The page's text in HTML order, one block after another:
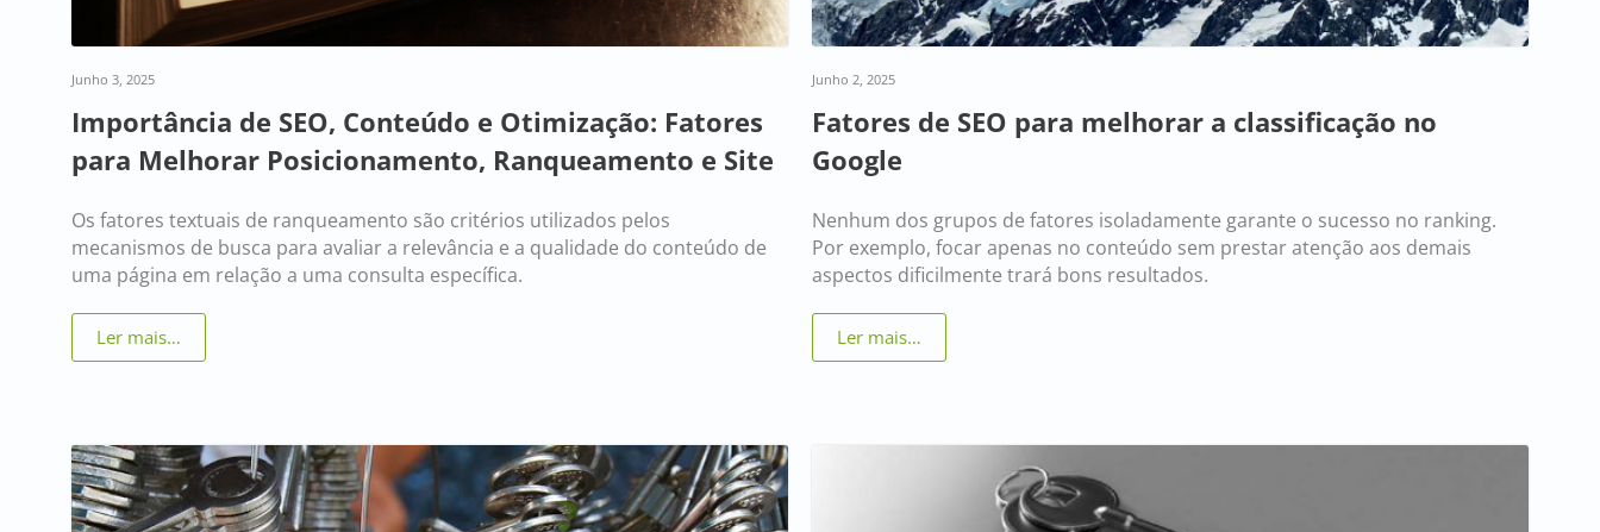
Junho 3, 2025
Importância de SEO, Conteúdo e Otimização: Fatores
para Melhorar Posicionamento, Ranqueamento e Site
Os fatores textuais de ranqueamento são critérios utilizados pelos
mecanismos de busca para avaliar a relevância e a qualidade do conteúdo de
uma página em relação a uma consulta específica.
Ler mais…
Junho 2, 2025
Fatores de SEO para melhorar a classificação no
Google
Nenhum dos grupos de fatores isoladamente garante o sucesso no ranking.
Por exemplo, focar apenas no conteúdo sem prestar atenção aos demais
aspectos dificilmente trará bons resultados.
Ler mais…